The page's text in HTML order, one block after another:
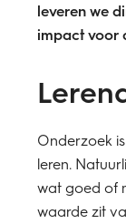
leveren we
impact voor
Onderzoek
leren.
wat goed of
waarde zit